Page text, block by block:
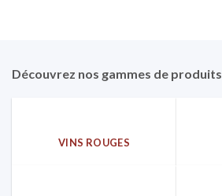
Découvrez nos gammes de produits
VINS ROUGES